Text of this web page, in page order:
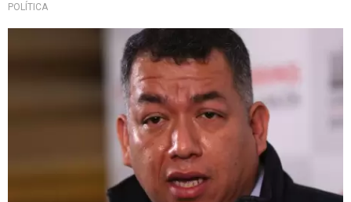
POLÍTICA
Durante gobierno de Castillo